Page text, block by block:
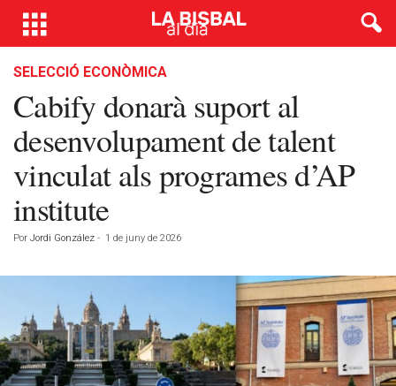
SELECCIÓ ECONÒMICA
Cabify donarà suport al
desenvolupament de talent
vinculat als programes d’AP
institute
Por Jordi González - 1 de juny de 2026